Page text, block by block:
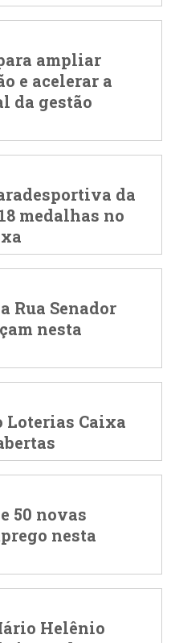
ampliar
e acelerar a
da gestão
da
medalhas no
Rua Senador
nesta
Caixa
50 novas
nesta
Helênio